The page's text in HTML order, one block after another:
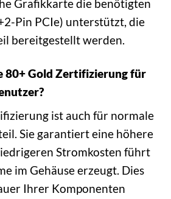
Grafikkarte die benötigten
Pin PCIe) unterstützt, die
bereitgestellt werden.
80+ Gold Zertifizierung für
ist auch für normale
Sie garantiert eine höhere
Stromkosten führt
im Gehäuse erzeugt. Dies
Ihrer Komponenten